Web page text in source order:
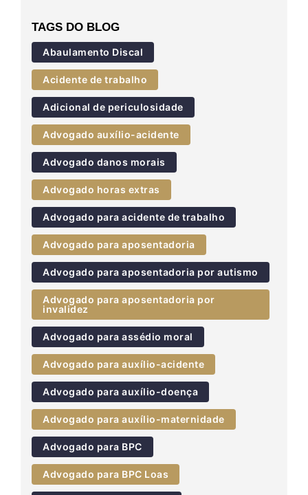
TAGS DO BLOG
Abaulamento Discal
Acidente de trabalho
Adicional de periculosidade
Advogado auxílio-acidente
Advogado danos morais
Advogado horas extras
Advogado para acidente de trabalho
Advogado para aposentadoria
Advogado para aposentadoria por autismo
Advogado para aposentadoria por
invalidez
Advogado para assédio moral
Advogado para auxílio-acidente
Advogado para auxílio-doença
Advogado para auxílio-maternidade
Advogado para BPC
Advogado para BPC Loas